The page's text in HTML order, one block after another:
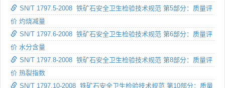
SN/T 1797.5-2008 铁矿石安全卫生检验技术规范 第5部分：质量评
价 灼烧减量
SN/T 1797.6-2008 铁矿石安全卫生检验技术规范 第6部分：质量评
价 水分含量
SN/T 1797.8-2008 铁矿石安全卫生检验技术规范 第8部分：质量评
价 热裂指数
SN/T 1797.10-2008 铁矿石安全卫生检验技术规范 第10部分：质量